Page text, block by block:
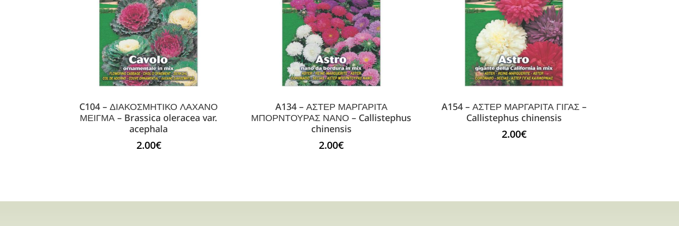
C104 – ΔΙΑΚΟΣΜΗΤΙΚΟ ΛΑΧΑΝΟ
ΜΕΙΓΜΑ – Brassica oleracea var.
acephala
2.00€
A134 – ΑΣΤΕΡ ΜΑΡΓΑΡΙΤΑ
ΜΠΟΡΝΤΟΥΡΑΣ ΝΑΝΟ – Callistephus
chinensis
2.00€
A154 – ΑΣΤΕΡ ΜΑΡΓΑΡΙΤΑ ΓΙΓΑΣ –
Callistephus chinensis
2.00€